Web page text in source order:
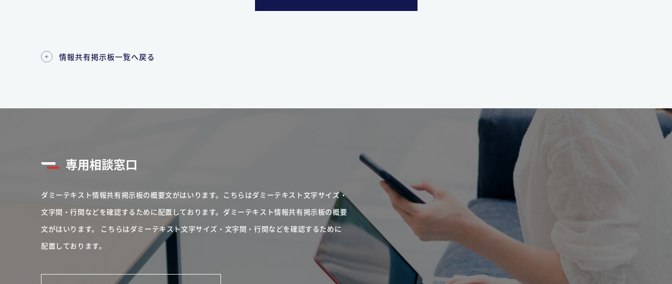
情報共有掲示板一覧へ戻る
専用相談窓口
ダミーテキスト情報共有掲示板の概要文がはいります。こちらはダミーテキスト文字サイズ・
文字間・行間などを確認するために配置しております。ダミーテキスト情報共有掲示板の概要
文がはいります。 こちらはダミーテキスト文字サイズ・文字間・行間などを確認するために
配置しております。